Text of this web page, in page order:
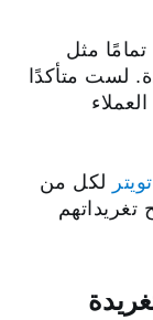
مثل
لست متأكدًا
لكل من